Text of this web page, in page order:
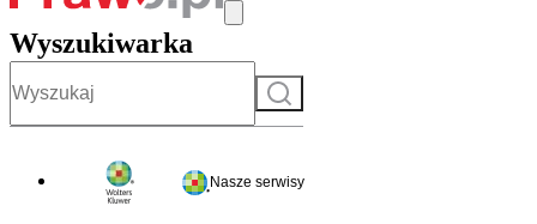
Wyszukiwarka
Szukaj
Nasze serwisy